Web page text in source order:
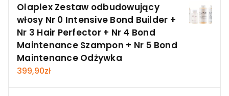
Olaplex Zestaw odbudowujący
włosy Nr 0 Intensive Bond Builder +
Nr 3 Hair Perfector + Nr 4 Bond
Maintenance Szampon + Nr 5 Bond
Maintenance Odżywka
399,90zł